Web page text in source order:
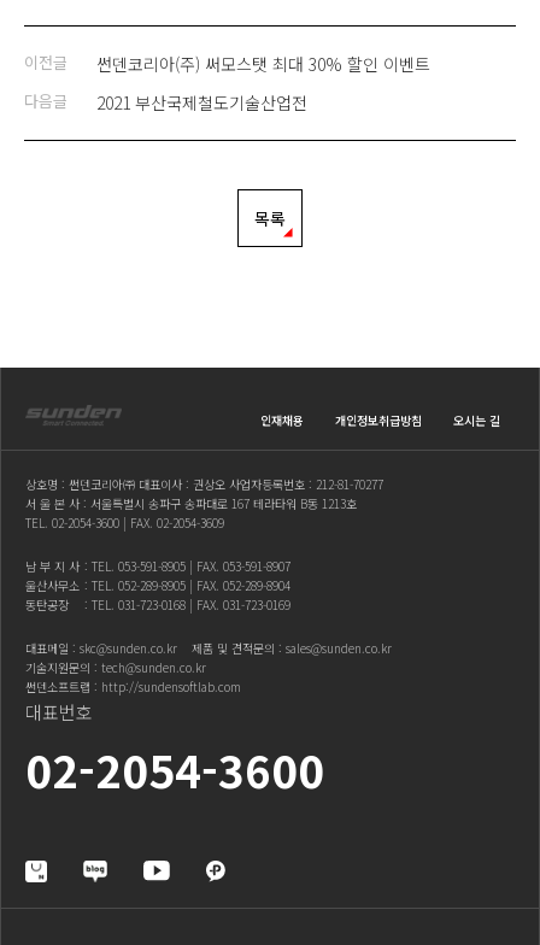
이전글 썬덴코리아(주) 써모스탯 최대 30% 할인 이벤트
다음글 2021 부산국제철도기술산업전
목록
인재채용 개인정보취급방침 오시는 길
상호명 : 썬덴코리아㈜ 대표이사 : 권상오 사업자등록번호 : 212-81-70277
서 울 본 사 : 서울특별시 송파구 송파대로 167 테라타워 B동 1213호
TEL. 02-2054-3600 | FAX. 02-2054-3609
남 부 지 사 : TEL. 053-591-8905 | FAX. 053-591-8907
울산사무소 : TEL. 052-289-8905 | FAX. 052-289-8904
동탄공장
: TEL. 031-723-0168 | FAX. 031-723-0169
대표메일 : skc@sunden.co.kr 제품 및 견적문의 : sales@sunden.co.kr
기술지원문의 : tech@sunden.co.kr
썬덴소프트랩 : http://sundensoftlab.com
대표번호
02-2054-3600